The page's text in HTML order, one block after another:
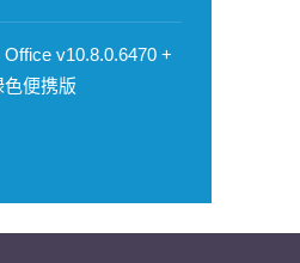
v10.8.0.6470 +
色便携版